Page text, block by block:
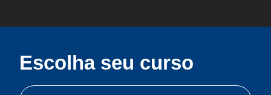
Escolha seu curso